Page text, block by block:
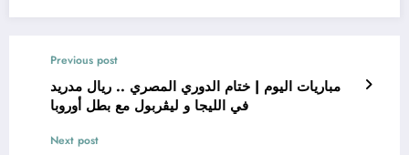
Previous post
مباريات اليوم | ختام الدوري المصري .. ريال مدريد
في الليجا و ليڤربول مع بطل أوروبا
Next post